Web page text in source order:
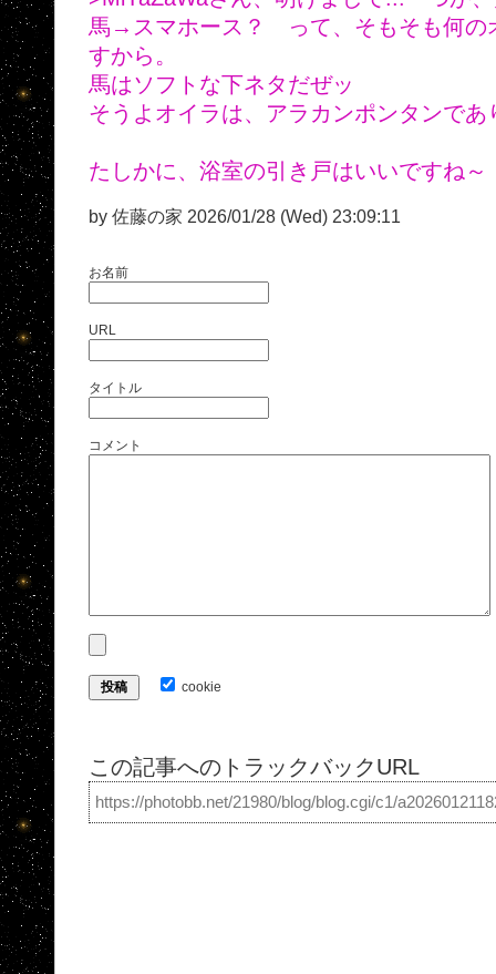
馬→スマホース？ って、そもそも何の
すから。
馬はソフトな下ネタだぜッ
そうよオイラは、アラカンポンタンで
たしかに、浴室の引き戸はいいですね～
by 佐藤の家 2026/01/28 (Wed) 23:09:11
お名前
URL
タイトル
コメント
cookie
この記事へのトラックバックURL
https://photobb.net/21980/blog/blog.cgi/c1/